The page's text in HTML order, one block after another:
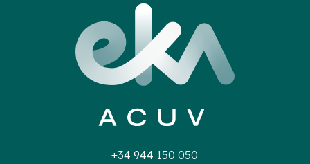
+34 944 150 050